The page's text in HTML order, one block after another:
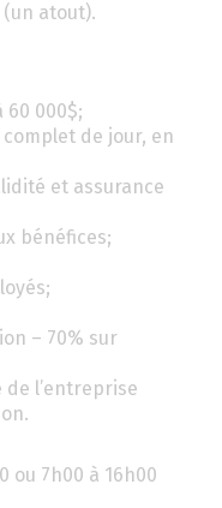
atout).
000$;
de jour, en
et assurance
bénéfices;
– 70% sur
l’entreprise
ou 7h00 à 16h00